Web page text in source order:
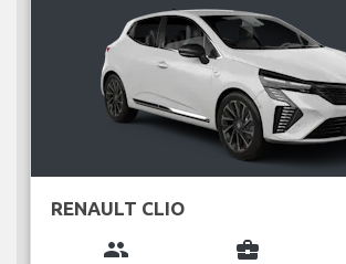
RENAULT CLIO
group business_center